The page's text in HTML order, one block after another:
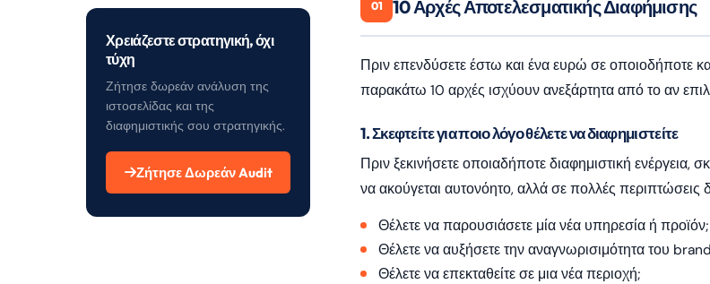
Χρειάζεστε στρατηγική, όχι
τύχη
Ζήτησε δωρεάν ανάλυση της
ιστοσελίδας και της
διαφημιστικής σου στρατηγικής.
Ζήτησε Δωρεάν Audit
01 10 Αρχές Αποτελεσματικής Διαφήμισης
Πριν επενδύσετε έστω και ένα ευρώ σε οποιοδήποτε
παρακάτω 10 αρχές ισχύουν ανεξάρτητα από το αν
1. Σκεφτείτε για ποιο λόγο θέλετε να διαφημιστείτε
Πριν ξεκινήσετε οποιαδήποτε διαφημιστική ενέργεια,
να ακούγεται αυτονόητο, αλλά σε πολλές περιπτώσεις
Θέλετε να παρουσιάσετε μία νέα υπηρεσία ή προϊόν;
Θέλετε να αυξήσετε την αναγνωρισιμότητα του
Θέλετε να επεκταθείτε σε μια νέα περιοχή;